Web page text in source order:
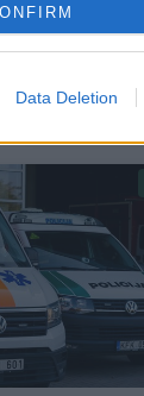
Data Deletion
Būti